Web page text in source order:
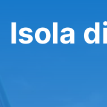
Isola